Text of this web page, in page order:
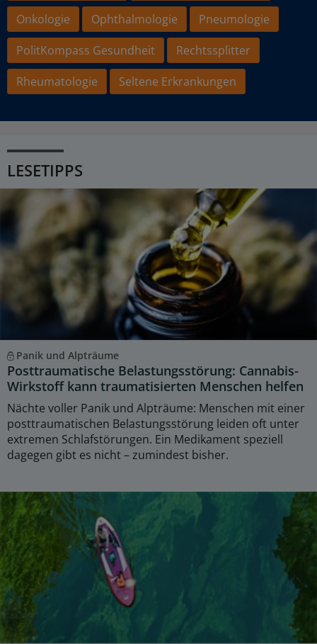
Onkologie
Ophthalmologie
Pneumologie
PolitKompass Gesundheit
Rechtssplitter
Rheumatologie
Seltene Erkrankungen
LESETIPPS
Panik und Alpträume
Posttraumatische Belastungsstörung: Cannabis-
Wirkstoff kann traumatisierten Menschen helfen
Nächte voller Panik und Alpträume: Menschen mit einer
posttraumatischen Belastungsstörung leiden oft unter
extremen Schlafstörungen. Ein Medikament speziell
dagegen gibt es nicht – zumindest bisher.